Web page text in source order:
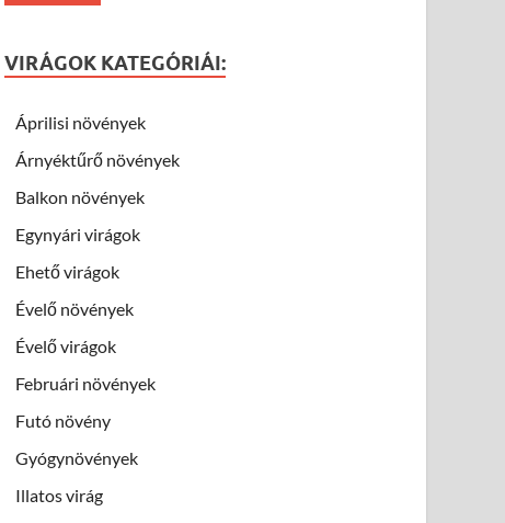
VIRÁGOK KATEGÓRIÁI:
Áprilisi növények
Árnyéktűrő növények
Balkon növények
Egynyári virágok
Ehető virágok
Évelő növények
Évelő virágok
Februári növények
Futó növény
Gyógynövények
Illatos virág